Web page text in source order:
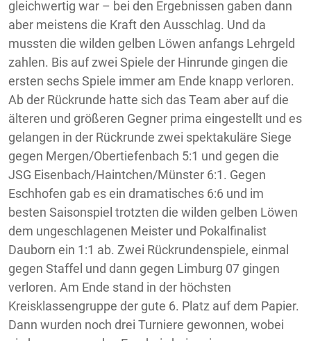
gleichwertig war – bei den Ergebnissen gaben dann
aber meistens die Kraft den Ausschlag. Und da
mussten die wilden gelben Löwen anfangs Lehrgeld
zahlen. Bis auf zwei Spiele der Hinrunde gingen die
ersten sechs Spiele immer am Ende knapp verloren.
Ab der Rückrunde hatte sich das Team aber auf die
älteren und größeren Gegner prima eingestellt und es
gelangen in der Rückrunde zwei spektakuläre Siege
gegen Mergen/Obertiefenbach 5:1 und gegen die
JSG Eisenbach/Haintchen/Münster 6:1. Gegen
Eschhofen gab es ein dramatisches 6:6 und im
besten Saisonspiel trotzten die wilden gelben Löwen
dem ungeschlagenen Meister und Pokalfinalist
Dauborn ein 1:1 ab. Zwei Rückrundenspiele, einmal
gegen Staffel und dann gegen Limburg 07 gingen
verloren. Am Ende stand in der höchsten
Kreisklassengruppe der gute 6. Platz auf dem Papier.
Dann wurden noch drei Turniere gewonnen, wobei